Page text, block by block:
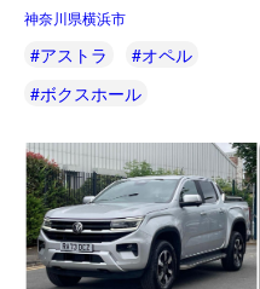
ル展開を行っており、ベストセラー
の基幹モデルがフェイスリフ […]
神奈川県横浜市
#アストラ
#オペル
#ボクスホール